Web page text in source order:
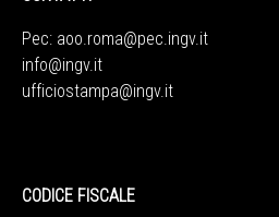
Pec: aoo.roma@pec.ingv.it
info@ingv.it
ufficiostampa@ingv.it
CODICE FISCALE